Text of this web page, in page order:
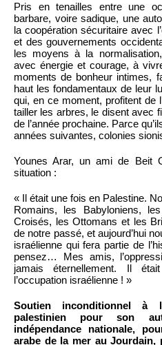
Pris en tenailles entre une
barbare, voire sadique, une
la coopération sécuritaire avec
et des gouvernements
les moyens à la
avec énergie et courage, à
moments de bonheur intimes,
haut les fondamentaux de leur
qui, en ce moment, profitent de
tailler les arbres, le disent avec
de l’année prochaine. Parce
années suivantes, colonies
Younes Arar, un ami de Beit
situation :
« Il était une fois en Palestine.
Romains, les Babyloniens,
Croisés, les Ottomans et les
de notre passé, et aujourd’hui
israélienne qui fera partie de
pensez… Mes amis,
jamais éternellement. Il
l’occupation israélienne ! »
Soutien inconditionnel à
palestinien pour son
indépendance nationale,
arabe de la mer au